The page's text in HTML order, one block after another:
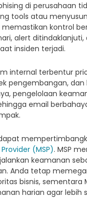
di perusahaan
tools atau menyusun
memastikan kontrol
alert ditindaklanjuti,
insiden terjadi.
internal terbentur
pengembangan,
pengelolaan
email
(MSP). MSP
keamanan
Anda tetap
bisnis, sementara
harian agar lebih